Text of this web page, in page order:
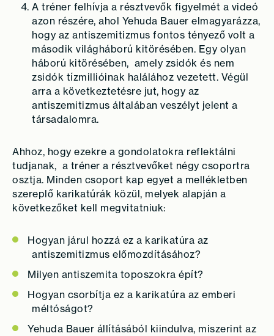
A tréner felhívja a résztvevők figyelmét a videó
azon részére, ahol Yehuda Bauer elmagyarázza,
hogy az antiszemitizmus fontos tényező volt a
második világháború kitörésében. Egy olyan
háború kitörésében, amely zsidók és nem
zsidók tízmillióinak halálához vezetett. Végül
arra a következtetésre jut, hogy az
antiszemitizmus általában veszélyt jelent a
társadalomra.
Ahhoz, hogy ezekre a gondolatokra reflektálni
tudjanak, a tréner a résztvevőket négy csoportra
osztja. Minden csoport kap egyet a mellékletben
szereplő karikatúrák közül, melyek alapján a
következőket kell megvitatniuk:
Hogyan járul hozzá ez a karikatúra az
antiszemitizmus előmozdításához?
Milyen antiszemita toposzokra épít?
Hogyan csorbítja ez a karikatúra az emberi
méltóságot?
Yehuda Bauer állításából kiindulva, miszerint az